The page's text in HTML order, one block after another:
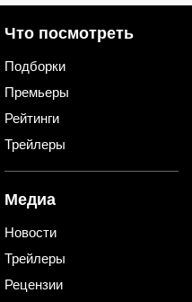
Что посмотреть
Подборки
Премьеры
Рейтинги
Трейлеры
Медиа
Новости
Трейлеры
Рецензии